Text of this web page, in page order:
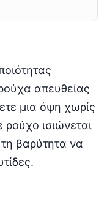
απευθείας
μια όψη χωρίς
ρούχο ισιώνεται
βαρύτητα να